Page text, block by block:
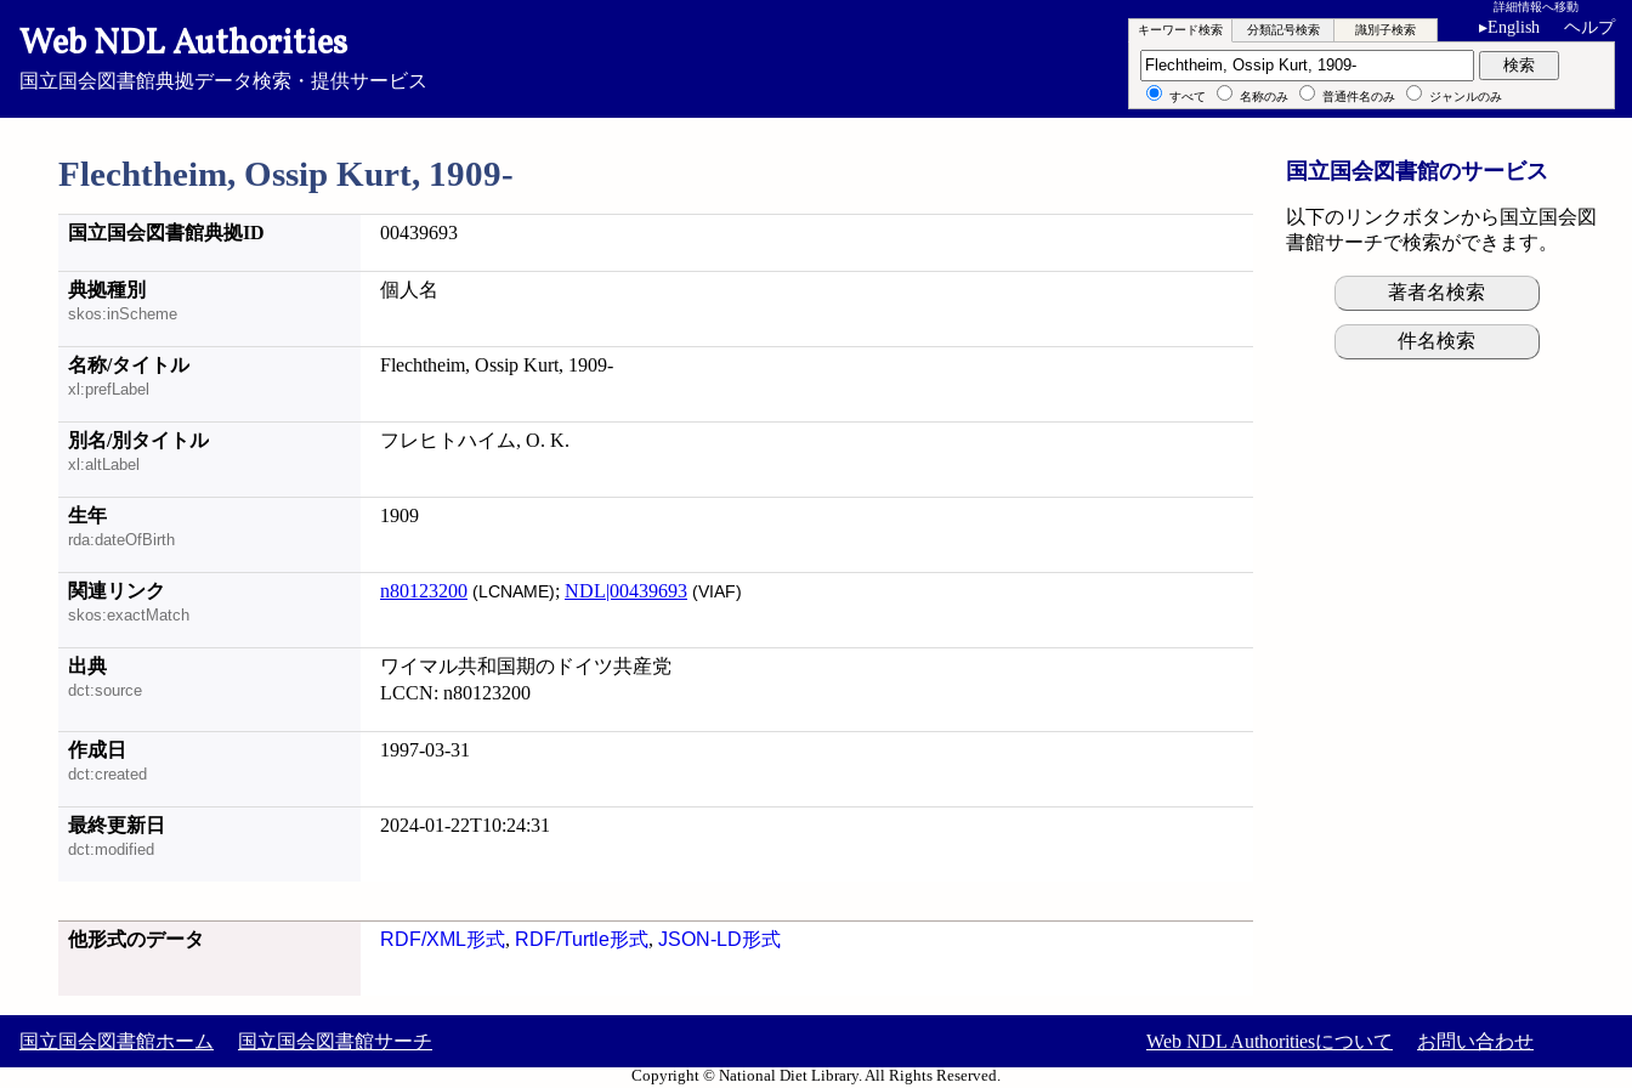
Web NDL Authorities
国立国会図書館典拠データ検索・提供サービス
詳細情報へ移動
▸English ヘルプ
Flechtheim, Ossip Kurt, 1909-
キーワード検索 分類記号検索 識別子検索
キーワード検索 検索
すべて 名称のみ 普通件名のみ ジャンルのみ
国立国会図書館典拠ID 00439693
典拠種別
skos:inScheme
個人名
名称/タイトル
xl:prefLabel
Flechtheim, Ossip Kurt, 1909-
別名/別タイトル
xl:altLabel
フレヒトハイム, O. K.
生年
rda:dateOfBirth
1909
関連リンク
skos:exactMatch
n80123200 (LCNAME); NDL|00439693 (VIAF)
出典
dct:source
ワイマル共和国期のドイツ共産党
LCCN: n80123200
作成日
dct:created
1997-03-31
最終更新日
dct:modified
2024-01-22T10:24:31
他形式のデータ RDF/XML形式, RDF/Turtle形式, JSON-LD形式
国立国会図書館のサービス
以下のリンクボタンから国立国会図
書館サーチで検索ができます。
著者名検索
件名検索
国立国会図書館ホーム 国立国会図書館サーチ Web NDL Authoritiesについて お問い合わせ
Copyright © National Diet Library. All Rights Reserved.